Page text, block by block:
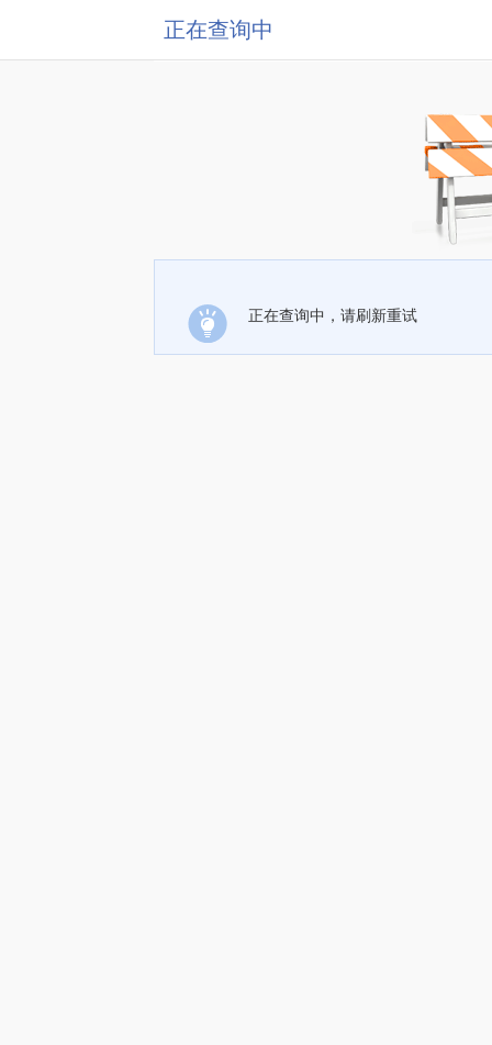
正在查询中
正在查询中，请刷新重试